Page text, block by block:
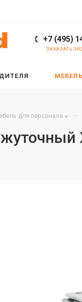
+7 (495)
ЗАКАЗАТЬ
для персонала —